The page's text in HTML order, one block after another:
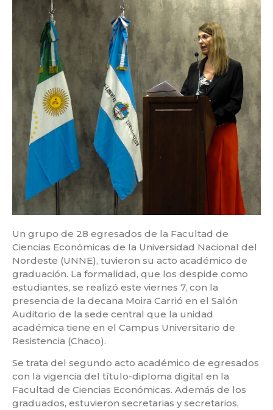
Un grupo de 28 egresados de la Facultad de
Ciencias Económicas de la Universidad Nacional del
Nordeste (UNNE), tuvieron su acto académico de
graduación. La formalidad, que los despide como
estudiantes, se realizó este viernes 7, con la
presencia de la decana Moira Carrió en el Salón
Auditorio de la sede central que la unidad
académica tiene en el Campus Universitario de
Resistencia (Chaco).
Se trata del segundo acto académico de egresados
con la vigencia del título-diploma digital en la
Facultad de Ciencias Económicas. Además de los
graduados, estuvieron secretarias y secretarios,